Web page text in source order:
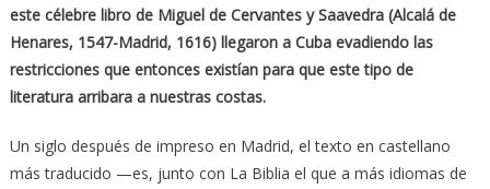
este célebre libro de Miguel de Cervantes y Saavedra (Alcalá de
Henares,​ 1547-Madrid, 1616) llegaron a Cuba evadiendo las
restricciones que entonces existían para que este tipo de
literatura arribara a nuestras costas.
Un siglo después de impreso en Madrid, el texto en castellano
más traducido —es, junto con La Biblia el que a más idiomas de